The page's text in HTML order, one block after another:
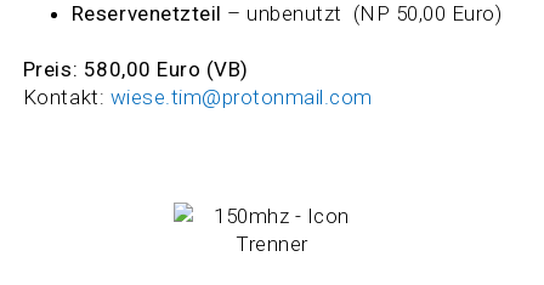
Reservenetzteil – unbenutzt (NP 50,00 Euro)
Preis: 580,00 Euro (VB)
Kontakt: wiese.tim@protonmail.com